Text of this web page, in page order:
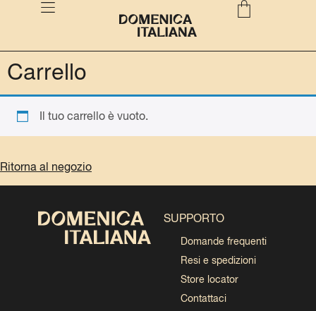
Carrello
Il tuo carrello è vuoto.
Ritorna al negozio
SUPPORTO
Domande frequenti
Resi e spedizioni
Store locator
Contattaci